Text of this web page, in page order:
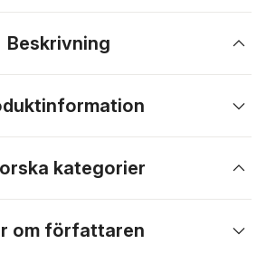
Beskrivning
kategorier
om författaren